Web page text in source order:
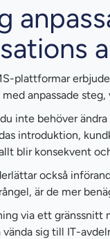
plattformar
anpassade
inte behöver
introduktion,
blir konsekvent
också
är de mer
via ett
sig till IT-